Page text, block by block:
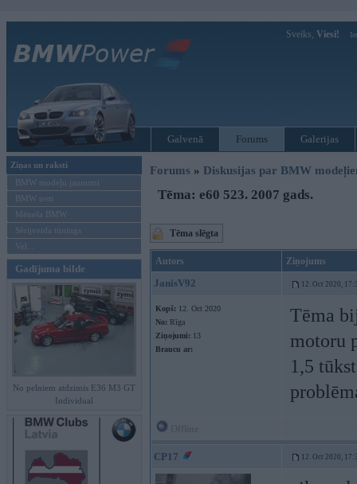
Sveiks, Viesi!
Galvenā Forums Galerijas
Ziņas un raksti
BMW modeļu jaunumi
BMW testi
Mēneša BMW
Sērijveida tūnings
Vel...
Gadījuma bilde
No pelniem atdzimis E36 M3 GT
Individual
Forums » Diskusijas par BMW
Tēma: e60 523. 2007 gads.
Tēma slēgta
Autors Ziņojums
JanisV92 12. Oct 2020,
Kopš: 12. Oct 2020
No: Rīga
Ziņojumi: 13
Braucu ar:
Tēma
motoru
1,5
CP17 12. Oct 2020,